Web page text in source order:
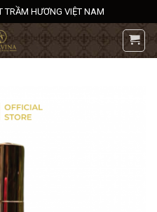
TRẦM HƯƠNG VIỆT NAM